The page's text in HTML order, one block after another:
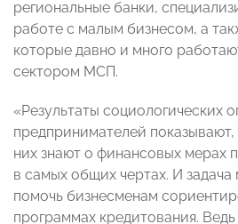
региональные банки,
работе с малым бизнесом, а
которые давно и много
сектором МСП.
«Результаты социологических
предпринимателей показывают,
них знают о финансовых мерах
в самых общих чертах. И
помочь бизнесменам
программах кредитования.